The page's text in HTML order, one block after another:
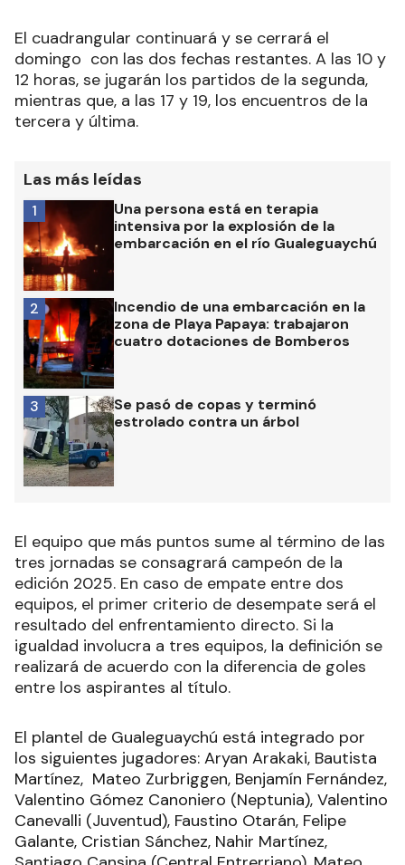
El cuadrangular continuará y se cerrará el
domingo con las dos fechas restantes. A las 10 y
12 horas, se jugarán los partidos de la segunda,
mientras que, a las 17 y 19, los encuentros de la
tercera y última.
Las más leídas
Una persona está en terapia
intensiva por la explosión de la
embarcación en el río Gualeguaychú
1
Incendio de una embarcación en la
zona de Playa Papaya: trabajaron
cuatro dotaciones de Bomberos
2
Se pasó de copas y terminó
estrolado contra un árbol
3
El equipo que más puntos sume al término de las
tres jornadas se consagrará campeón de la
edición 2025. En caso de empate entre dos
equipos, el primer criterio de desempate será el
resultado del enfrentamiento directo. Si la
igualdad involucra a tres equipos, la definición se
realizará de acuerdo con la diferencia de goles
entre los aspirantes al título.
El plantel de Gualeguaychú está integrado por
los siguientes jugadores: Aryan Arakaki, Bautista
Martínez, Mateo Zurbriggen, Benjamín Fernández,
Valentino Gómez Canoniero (Neptunia), Valentino
Canevalli (Juventud), Faustino Otarán, Felipe
Galante, Cristian Sánchez, Nahir Martínez,